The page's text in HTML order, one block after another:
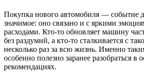
Покупка нового автомобиля — событие
значимое: оно связано и с яркими
расходами. Кто-то обновляет машину
без раздумий, а кто-то сталкивается с
несколько раз за всю жизнь. Именно
особенно полезно заранее разобраться в
рекомендациях.